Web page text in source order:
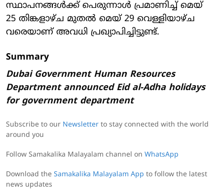
സ്ഥാപനങ്ങള്‍ക്ക് പെരുന്നാള്‍ പ്രമാണിച്ച് മെയ്
25 തിങ്കളാഴ്ച മുതല്‍ മെയ് 29 വെള്ളിയാഴ്ച
വരെയാണ് അവധി പ്രഖ്യാപിച്ചിട്ടുണ്ട്.
Summary
Dubai Government Human Resources
Department announced Eid al-Adha holidays
for government department
Subscribe to our Newsletter to stay connected with the world
around you
Follow Samakalika Malayalam channel on WhatsApp
Download the Samakalika Malayalam App to follow the latest
news updates